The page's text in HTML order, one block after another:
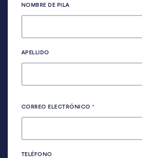
NOMBRE DE PILA
APELLIDO
CORREO ELECTRÓNICO*
TELÉFONO